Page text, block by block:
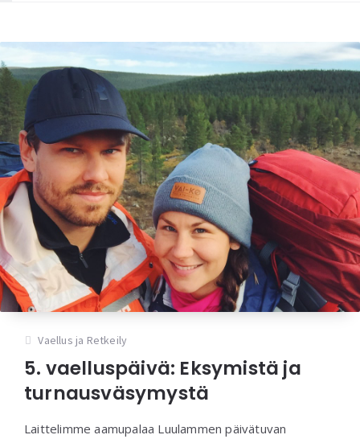
Vaellus ja Retkeily
5. vaelluspäivä: Eksymistä ja
turnausväsymystä
Laittelimme aamupalaa Luulammen päivätuvan